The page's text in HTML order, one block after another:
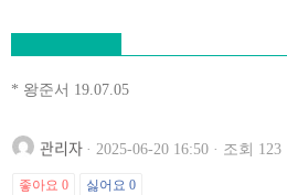
* 왕준서 19.07.05
관리자 · 2025-06-20 16:50 · 조회 123
좋아요 0 싫어요 0